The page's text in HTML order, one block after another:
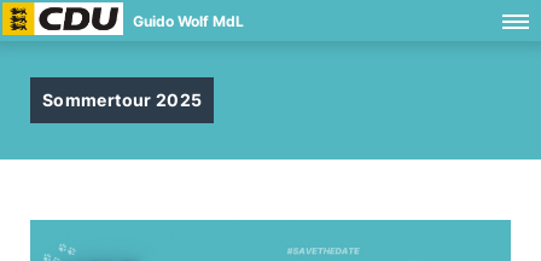
Guido Wolf MdL
Sommertour 2025